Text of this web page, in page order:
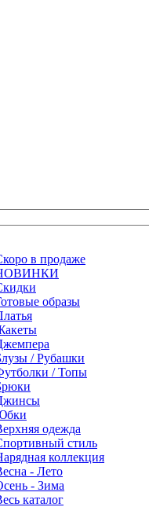
в продаже
образы
/ Рубашки
/ Топы
одежда
стиль
коллекция
- Лето
- Зима
каталог